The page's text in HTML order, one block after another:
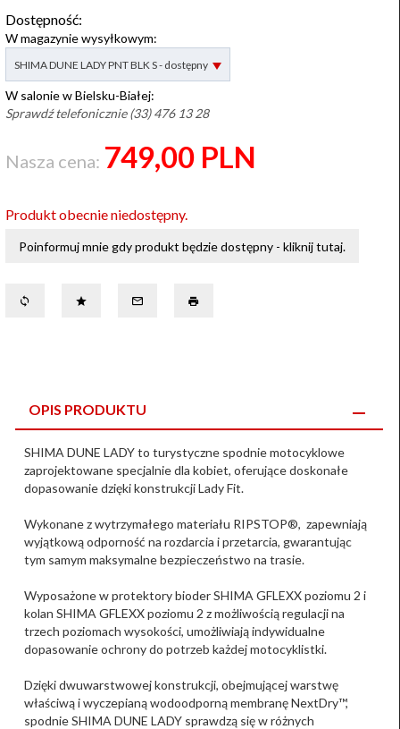
Dostępność:
W magazynie wysyłkowym:
SHIMA DUNE LADY PNT BLK S - dostępny
W salonie w Bielsku-Białej:
Sprawdź telefonicznie (33) 476 13 28
Nasza cena: 749,00 PLN
Produkt obecnie niedostępny.
Poinformuj mnie gdy produkt będzie dostępny - kliknij tutaj.
OPIS PRODUKTU
SHIMA DUNE LADY to turystyczne spodnie motocyklowe
zaprojektowane specjalnie dla kobiet, oferujące doskonałe
dopasowanie dzięki konstrukcji Lady Fit.
Wykonane z wytrzymałego materiału RIPSTOP®, zapewniają
wyjątkową odporność na rozdarcia i przetarcia, gwarantując
tym samym maksymalne bezpieczeństwo na trasie.
Wyposażone w protektory bioder SHIMA GFLEXX poziomu 2 i
kolan SHIMA GFLEXX poziomu 2 z możliwością regulacji na
trzech poziomach wysokości, umożliwiają indywidualne
dopasowanie ochrony do potrzeb każdej motocyklistki.
Dzięki dwuwarstwowej konstrukcji, obejmującej warstwę
właściwą i wyczepianą wodoodporną membranę NextDry™,
spodnie SHIMA DUNE LADY sprawdzą się w różnych